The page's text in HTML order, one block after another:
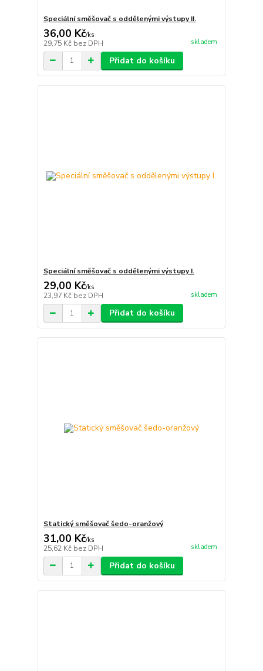
Speciální směšovač s oddělenými výstupy II.
36,00 Kč/ks
29,75 Kč bez DPH skladem
Přidat do košíku
Speciální směšovač s oddělenými výstupy I.
29,00 Kč/ks
23,97 Kč bez DPH skladem
Přidat do košíku
Statický směšovač šedo-oranžový
31,00 Kč/ks
25,62 Kč bez DPH skladem
Přidat do košíku